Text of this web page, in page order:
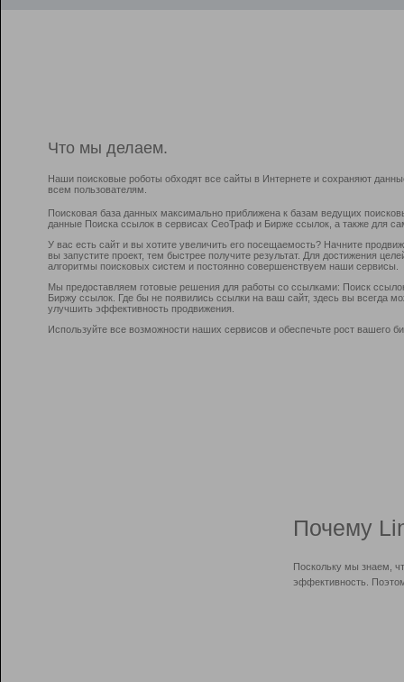
Что мы делаем.
Наши поисковые роботы обходят все сайты в Интернете и сохраняют
всем пользователям.
Поисковая база данных максимально приближена к базам ведущих
данные Поиска ссылок в сервисах СеоТраф и Бирже ссылок, а также для
У вас есть сайт и вы хотите увеличить его посещаемость? Начните
вы запустите проект, тем быстрее получите результат. Для достижения
алгоритмы поисковых систем и постоянно совершенствуем наши сервисы.
Мы предоставляем готовые решения для работы со ссылками: Поиск
Биржу ссылок. Где бы не появились ссылки на ваш сайт, здесь вы всегда
улучшить эффективность продвижения.
Используйте все возможности наших сервисов и обеспечьте рост вашего
Почему
Поскольку мы знаем,
эффективность.